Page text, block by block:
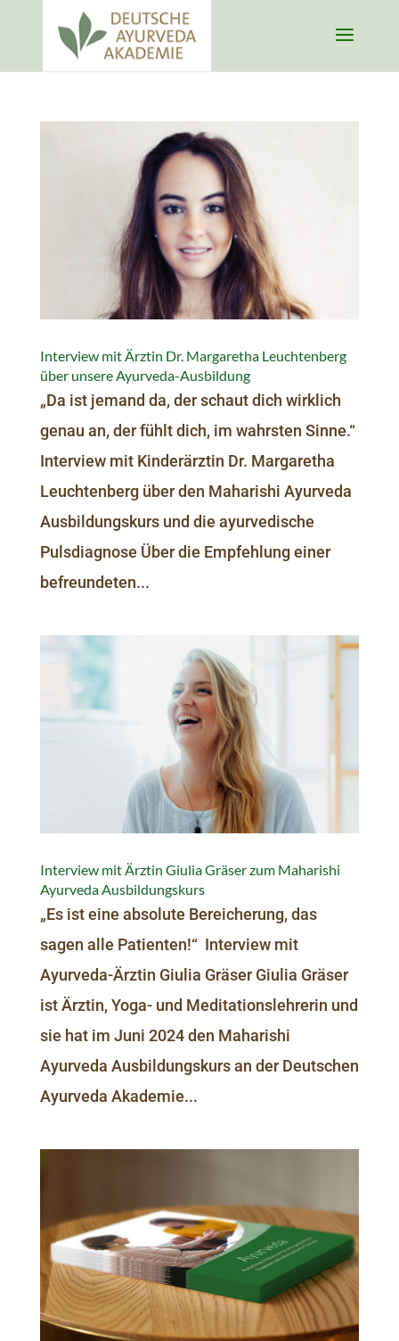
Interview mit Ärztin Dr. Margaretha Leuchtenberg
über unsere Ayurveda-Ausbildung
„Da ist jemand da, der schaut dich wirklich
genau an, der fühlt dich, im wahrsten Sinne.“
Interview mit Kinderärztin Dr. Margaretha
Leuchtenberg über den Maharishi Ayurveda
Ausbildungskurs und die ayurvedische
Pulsdiagnose Über die Empfehlung einer
befreundeten...
Interview mit Ärztin Giulia Gräser zum Maharishi
Ayurveda Ausbildungskurs
„Es ist eine absolute Bereicherung, das
sagen alle Patienten!“ Interview mit
Ayurveda-Ärztin Giulia Gräser Giulia Gräser
ist Ärztin, Yoga- und Meditationslehrerin und
sie hat im Juni 2024 den Maharishi
Ayurveda Ausbil­dungs­kurs an der Deutschen
Ayurveda Akademie...